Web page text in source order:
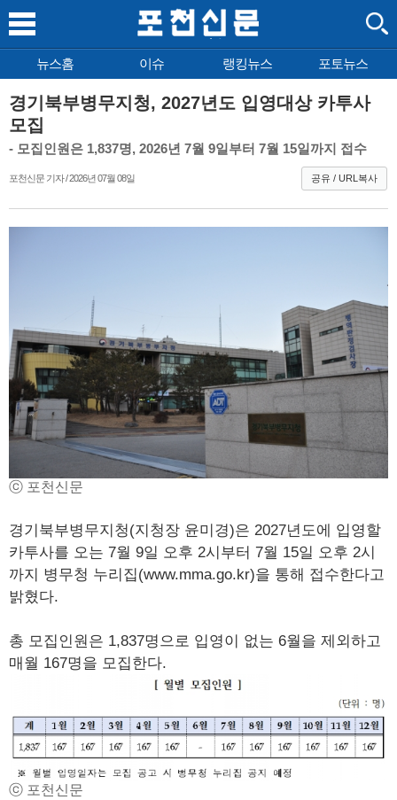
뉴스홈 이슈 랭킹뉴스 포토뉴스
경기북부병무지청, 2027년도 입영대상 카투사
모집
- 모집인원은 1,837명, 2026년 7월 9일부터 7월 15일까지 접수
포천신문 기자 / 2026년 07월 08일 공유 / URL복사
ⓒ 포천신문
경기북부병무지청(지청장 윤미경)은 2027년도에 입영할
카투사를 오는 7월 9일 오후 2시부터 7월 15일 오후 2시
까지 병무청 누리집(www.mma.go.kr)을 통해 접수한다고
밝혔다.
총 모집인원은 1,837명으로 입영이 없는 6월을 제외하고
매월 167명을 모집한다.
ⓒ 포천신문